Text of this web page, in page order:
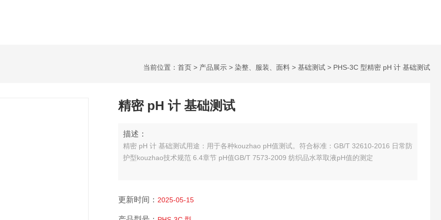
当前位置： 首页 > 产品展示 > 染整、服装、面料 > 基础测试 > PHS-3C 型精密 pH 计 基础测试
精密 pH 计 基础测试
描述：
精密 pH 计 基础测试用途：用于各种kouzhao pH值测试。 符合标准： GB/T 32610-2016 日常防
护型kouzhao技术规范 6.4章节 pH值GB/T 7573-2009 纺织品水萃取液pH值的测定
更新时间： 2025-05-15